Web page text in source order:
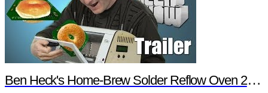
Ben Heck's Home-Brew Solder Reflow Oven 2.0 Trailer